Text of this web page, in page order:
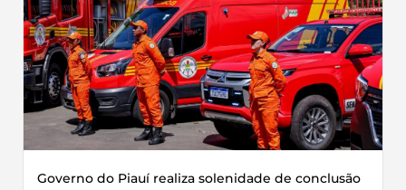
Governo do Piauí realiza solenidade de conclusão